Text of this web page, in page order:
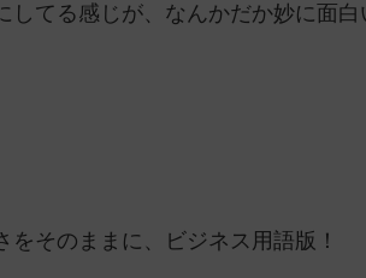
してる感じが、なんかだか妙に面白
をそのままに、ビジネス用語版！